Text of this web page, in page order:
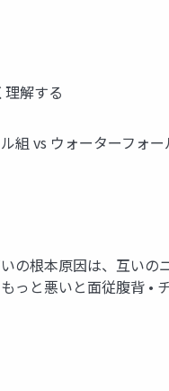
解する
vs ウォーターフォー
の根本原因は、互いの
っと悪いと面従腹背 •